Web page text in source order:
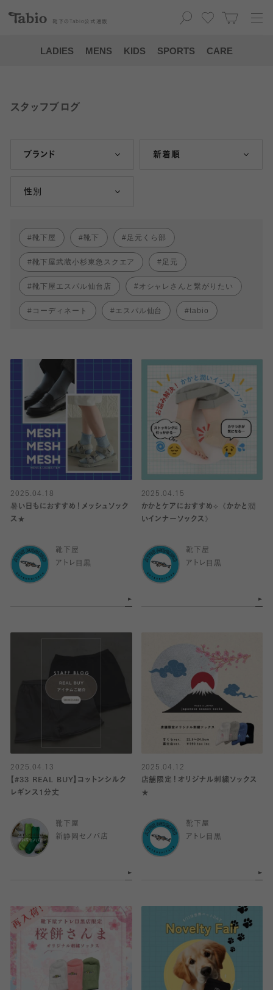
靴下の Tabio 公式通販
LADIES MENS KIDS SPORTS CARE
スタッフブログ
ブランド 新着順
性別
靴下屋 靴下 足元くら部
靴下屋武蔵小杉東急スクエア 足元
靴下屋エスパル仙台店 オシャレさんと繋がりたい
コーディネート エスパル仙台 tabio
2025.04.18
暑い日もにおすすめ！メッシュソック
ス★
靴下屋
アトレ目黒
2025.04.15
かかとケアにおすすめ⟡《かかと潤
いインナーソックス》
靴下屋
アトレ目黒
2025.04.13
【#33 REAL BUY】コットンシルク
レギンス1分丈
靴下屋
新静岡セノバ店
2025.04.12
店舗限定！オリジナル刺繍ソックス
★
靴下屋
アトレ目黒